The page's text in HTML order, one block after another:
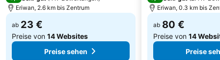
Eriwan, 2.6 km bis Zentrum
ab 23 €
Preise von 14 Websites
Preise sehen
Eriwan, 0.3 km bis
ab 80 €
Preise von 14
Preise